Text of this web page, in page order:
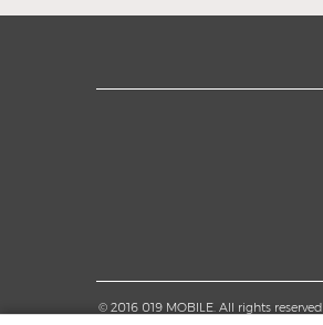
© 2016 019 MOBILE. All rights reserved